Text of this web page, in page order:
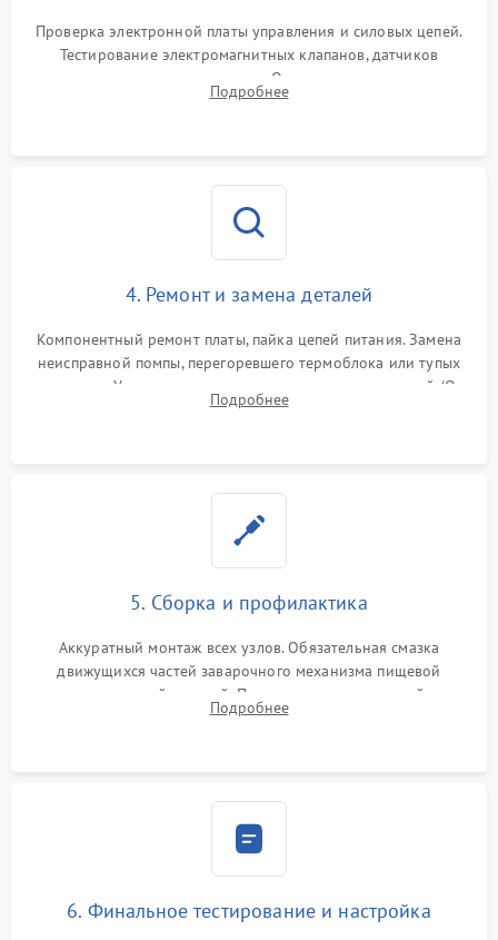
Проверка электронной платы управления и силовых цепей.
Тестирование электромагнитных клапанов, датчиков
температуры и расходомера. Оценка степени износа
жерновов кофемолки, уплотнительных колец гидросистемы
Подробнее
4. Ремонт и замена деталей
Компонентный ремонт платы, пайка цепей питания. Замена
неисправной помпы, перегоревшего термоблока или тупых
жерновов. Установка новых силиконовых уплотнителей (O-
ring) и тефлоновых трубок для надежного устранения
Подробнее
5. Сборка и профилактика
Аккуратный монтаж всех узлов. Обязательная смазка
движущихся частей заварочного механизма пищевой
силиконовой смазкой. Проведение программной
декальцинации и очистки системы от кофейных масел.
Подробнее
6. Финальное тестирование и настройка